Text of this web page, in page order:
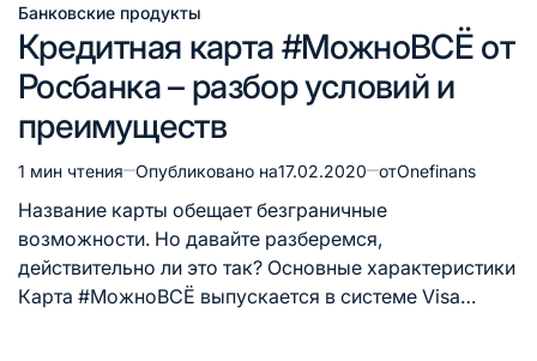
Опубликовано
в
Банковские продукты
Кредитная карта #МожноВСЁ от
Росбанка – разбор условий и
преимуществ
Расчётное
время
чтения
1 мин чтения Опубликовано на17.02.2020 отOnefinans
Название карты обещает безграничные
возможности. Но давайте разберемся,
действительно ли это так? Основные характеристики
Карта #МожноВСЁ выпускается в системе Visa…